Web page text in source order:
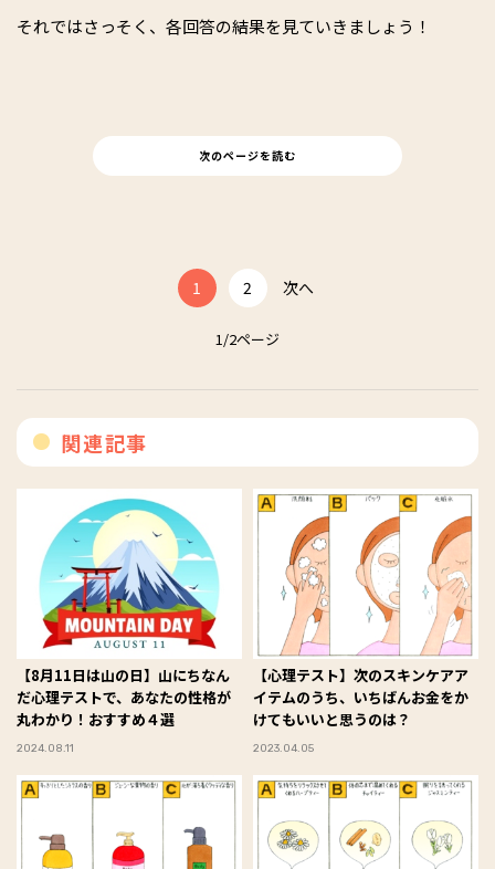
それではさっそく、各回答の結果を見ていきましょう！
次のページを読む
1 2 次へ
1/2ページ
関連記事
【8月11日は山の日】山にちなん
だ心理テストで、あなたの性格が
丸わかり！おすすめ４選
2024.08.11
【心理テスト】次のスキンケアア
イテムのうち、いちばんお金をか
けてもいいと思うのは？
2023.04.05